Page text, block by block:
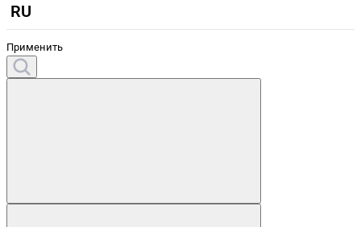
RU
Применить